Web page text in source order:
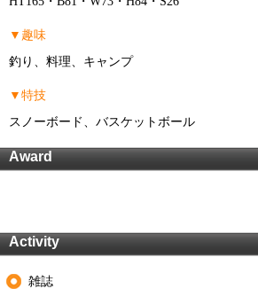
▼趣味
釣り、料理、キャンプ
▼特技
スノーボード、バスケットボール
Award
Activity
雑誌